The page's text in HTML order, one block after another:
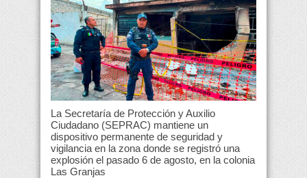
La Secretaría de Protección y Auxilio
Ciudadano (SEPRAC) mantiene un
dispositivo permanente de seguridad y
vigilancia en la zona donde se registró una
explosión el pasado 6 de agosto, en la colonia
Las Granjas